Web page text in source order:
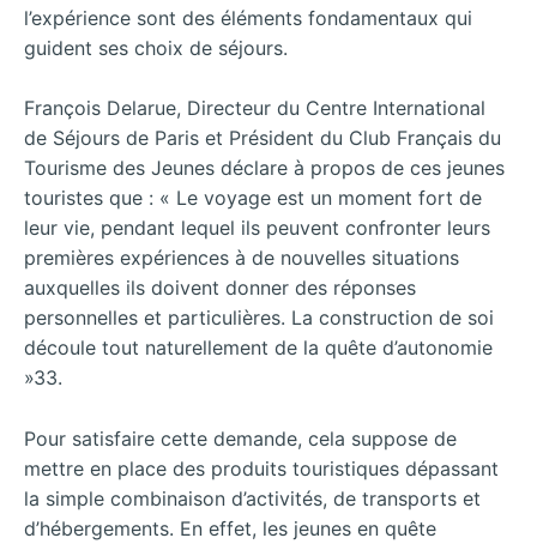
l’expérience sont des éléments fondamentaux qui
guident ses choix de séjours.
François Delarue, Directeur du Centre International
de Séjours de Paris et Président du Club Français du
Tourisme des Jeunes déclare à propos de ces jeunes
touristes que : « Le voyage est un moment fort de
leur vie, pendant lequel ils peuvent confronter leurs
premières expériences à de nouvelles situations
auxquelles ils doivent donner des réponses
personnelles et particulières. La construction de soi
découle tout naturellement de la quête d’autonomie
»33.
Pour satisfaire cette demande, cela suppose de
mettre en place des produits touristiques dépassant
la simple combinaison d’activités, de transports et
d’hébergements. En effet, les jeunes en quête